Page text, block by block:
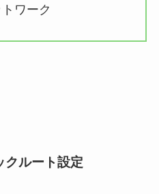
ワーク
ルート設定